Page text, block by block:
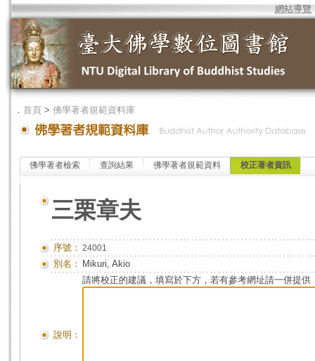
網站導覽
． 首頁 > 佛學著者規範資料庫
佛學著者檢索 查詢結果 佛學著者規範資料 校正著者資訊
三栗章夫
序號： 24001
別名： Mikuri, Akio
說明：
請將校正的建議，填寫於下方，若有參考網址請一併提供